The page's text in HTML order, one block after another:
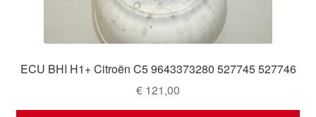
ECU BHI H1+ Citroën C5 9643373280 527745 527746
€ 121,00